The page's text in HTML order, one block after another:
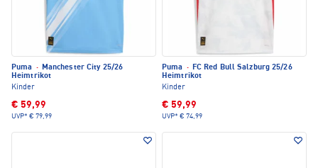
Puma · Manchester City 25/26
Heimtrikot
Kinder
€ 59,99
UVP* € 79,99
Puma · FC Red Bull Salzburg 25/26
Heimtrikot
Kinder
€ 59,99
UVP* € 74,99